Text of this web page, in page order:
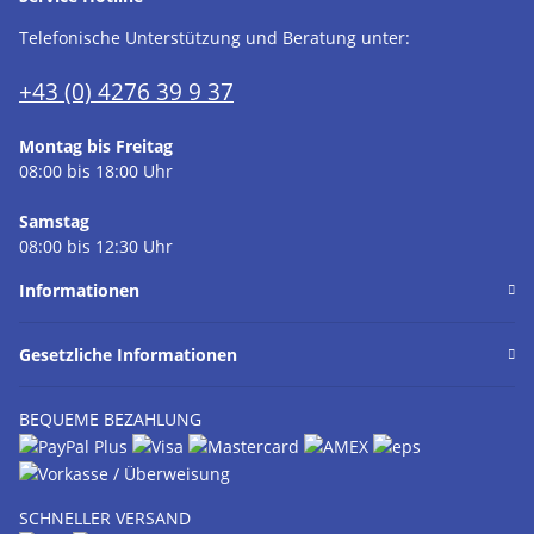
Telefonische Unterstützung und Beratung unter:
+43 (0) 4276 39 9 37
Montag bis Freitag
08:00 bis 18:00 Uhr
Samstag
08:00 bis 12:30 Uhr
Informationen
Gesetzliche Informationen
BEQUEME BEZAHLUNG
SCHNELLER VERSAND